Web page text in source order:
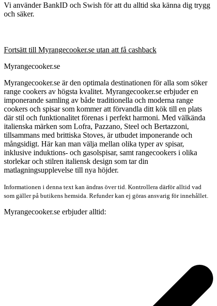
Vi använder BankID och Swish för att du alltid ska känna dig trygg
och säker.
Fortsätt till Myrangecooker.se utan att få cashback
Myrangecooker.se
Myrangecooker.se är den optimala destinationen för alla som söker
range cookers av högsta kvalitet. Myrangecooker.se erbjuder en
imponerande samling av både traditionella och moderna range
cookers och spisar som kommer att förvandla ditt kök till en plats
där stil och funktionalitet förenas i perfekt harmoni. Med välkända
italienska märken som Lofra, Pazzano, Steel och Bertazzoni,
tillsammans med brittiska Stoves, är utbudet imponerande och
mångsidigt. Här kan man välja mellan olika typer av spisar,
inklusive induktions- och gasolspisar, samt rangecookers i olika
storlekar och stilren italiensk design som tar din
matlagningsupplevelse till nya höjder.
Informationen i denna text kan ändras över tid. Kontrollera därför alltid vad
som gäller på butikens hemsida. Refunder kan ej göras ansvarig för innehållet.
Myrangecooker.se erbjuder alltid: